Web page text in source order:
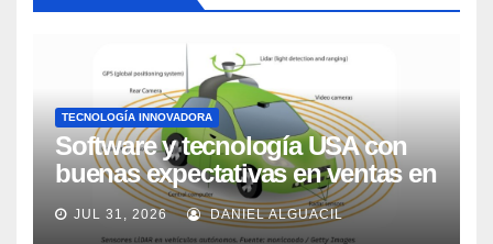
TECNOLOGÍA INNOVADORA
Software y tecnología USA con
buenas expectativas en ventas en
los próximos 2 años, según
Market Watch
JUL 31, 2026 DANIEL ALGUACIL